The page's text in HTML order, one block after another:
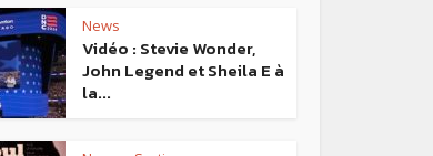
News
Vidéo : Stevie Wonder,
John Legend et Sheila E à
la...